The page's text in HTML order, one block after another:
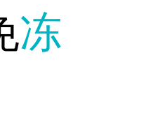
冻